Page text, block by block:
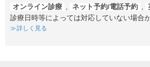
オンライン診療 , ネット予約/電話予約 ,
診療日時等によっては対応していない場合
詳しく見る